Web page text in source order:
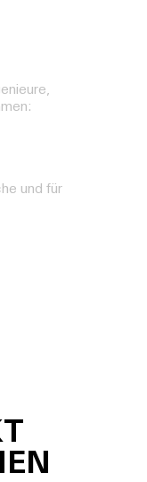
und für